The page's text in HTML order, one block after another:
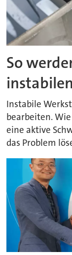
So
Instabile
bearbeiten.
eine aktive
das Problem